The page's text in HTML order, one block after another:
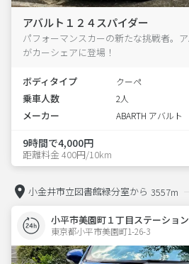
アバルト１２４スパイダー
パフォーマンスカーの新たな挑戦者。
がカーシェアに登場！
ボディタイプ クーペ
乗車人数 2人
メーカー ABARTH アバルト
9時間で4,000円
距離料金 400円/10km
小金井市立図書館緑分室から 3557m
小平市美園町１丁目ステーション
東京都小平市美園町1-26-3